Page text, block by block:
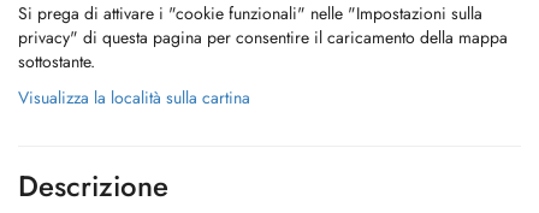
Si prega di attivare i "cookie funzionali" nelle "Impostazioni sulla
privacy" di questa pagina per consentire il caricamento della mappa
sottostante.
Visualizza la località sulla cartina
Descrizione